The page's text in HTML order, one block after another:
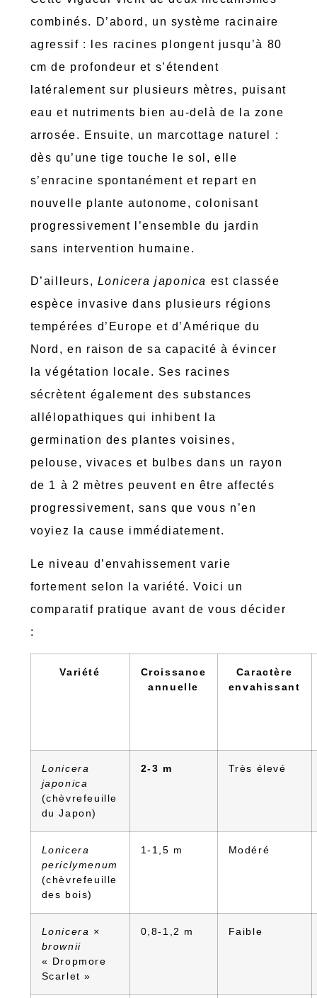
combinés. D’abord, un système racinaire
agressif : les racines plongent jusqu’à 80
cm de profondeur et s’étendent
latéralement sur plusieurs mètres, puisant
eau et nutriments bien au-delà de la zone
arrosée. Ensuite, un marcottage naturel :
dès qu’une tige touche le sol, elle
s’enracine spontanément et repart en
nouvelle plante autonome, colonisant
progressivement l’ensemble du jardin
sans intervention humaine.
D’ailleurs, Lonicera japonica est classée
espèce invasive dans plusieurs régions
tempérées d’Europe et d’Amérique du
Nord, en raison de sa capacité à évincer
la végétation locale. Ses racines
sécrètent également des substances
allélopathiques qui inhibent la
germination des plantes voisines,
pelouse, vivaces et bulbes dans un rayon
de 1 à 2 mètres peuvent en être affectés
progressivement, sans que vous n’en
voyiez la cause immédiatement.
Le niveau d’envahissement varie
fortement selon la variété. Voici un
comparatif pratique avant de vous décider
:
Variété
Croissance
annuelle
Caractère
envahissant
Lonicera
japonica
(chèvrefeuille
du Japon)
2-3 m Très élevé
Lonicera
periclymenum
(chèvrefeuille
des bois)
1-1,5 m Modéré
Lonicera ×
brownii
« Dropmore
Scarlet »
0,8-1,2 m Faible